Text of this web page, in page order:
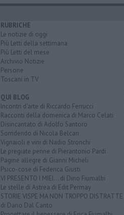
RUBRICHE
Le notizie di oggi
Più Letti della settimana
Più Letti del mese
Archivio Notizie
Persone
Toscani in TV
QUI BLOG
Incontri d'arte di Riccardo Ferrucci
Racconti della domenica di Marco Celati
Disincantato di Adolfo Santoro
Sorridendo di Nicola Belcari
Vignaioli e vini di Nadio Stronchi
Le pregiate penne di Pierantonio Pardi
Pagine allegre di Gianni Micheli
Psico-cose di Federica Giusti
VI PRESENTO I MIEI... di Dino Fiumalbi
Le stelle di Astrea di Edit Permay
STORIE VISPE MA NON TROPPO DISTRATTE
di Dario Dal Canto